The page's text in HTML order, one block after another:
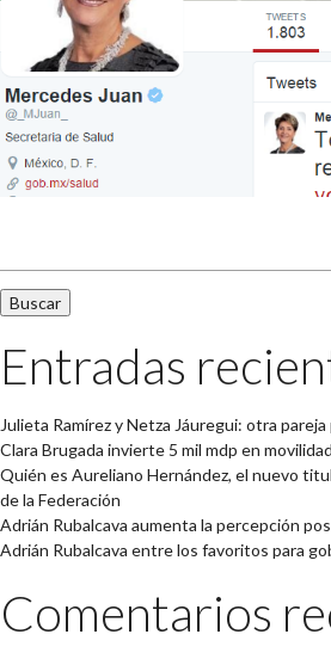
Entradas
Julieta Ramírez y Netza Jáuregui: otra
Clara Brugada invierte 5 mil mdp en
Quién es Aureliano Hernández, el nuevo
de la Federación
Adrián Rubalcava aumenta la percepción
Adrián Rubalcava entre los favoritos para
Comentarios